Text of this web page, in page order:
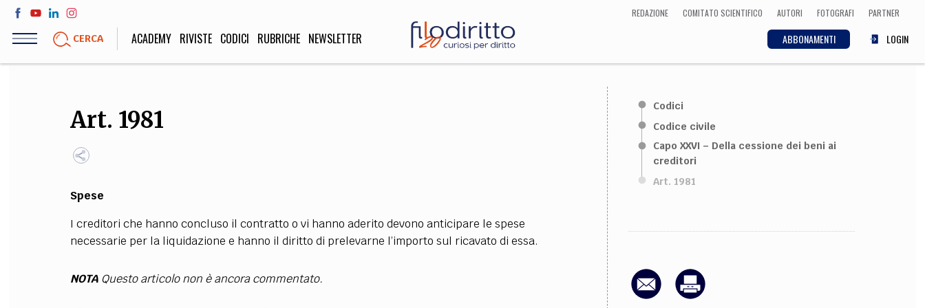
Salta
contenuto
REDAZIONE COMITATO SCIENTIFICO AUTORI FOTOGRAFI PARTNER
CERCA ABBONAMENTI LOGIN
ACADEMY RIVISTE CODICI RUBRICHE NEWSLETTER
LIFE STYLE
Sport, Cucina, Viaggi,
Moda
ECONOMIA
Biologia, Cifrematica,
Medicina
STORIA E FILOSOFIA
Scienze storiche,
umanistiche, Religione
INNOVAZIONE
Scienze informatiche,
Architettura, Ingegneria
Arte, Cinema, Musica,
Art. 1981
Spese
I creditori che hanno concluso il contratto o vi hanno aderito devono anticipare le spese
necessarie per la liquidazione e hanno il diritto di prelevarne l’importo sul ricavato di essa.
NOTAQuesto articolo non è ancora commentato.
Codici
Codice civile
Capo XXVI – Della cessione dei beni ai
creditori
Art. 1981